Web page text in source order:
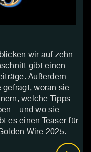
wir auf zehn
gibt einen
Außerdem
gefragt, woran sie
welche Tipps
– und wo sie
es einen Teaser für
Wire 2025.